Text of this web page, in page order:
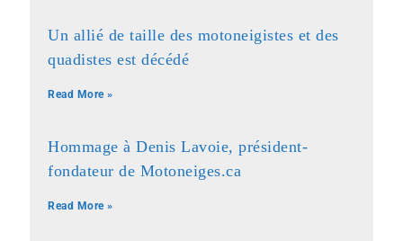
Un allié de taille des motoneigistes et des
quadistes est décédé
Read More »
Hommage à Denis Lavoie, président-
fondateur de Motoneiges.ca
Read More »